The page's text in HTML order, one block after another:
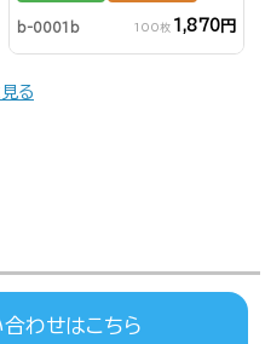
b-0001b 100枚 1,870円
る
わせはこちら